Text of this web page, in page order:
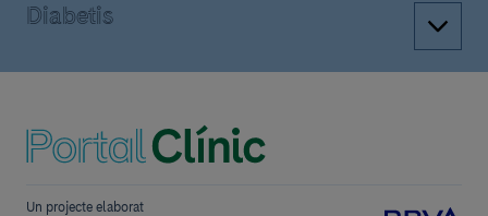
Diabetis
Un projecte elaborat